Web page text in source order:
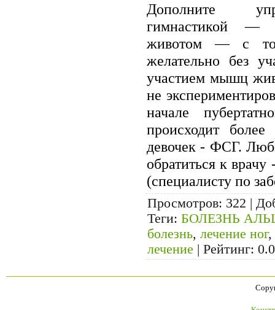
Дополните
гимнастикой —
животом — с
желательно без
участием мышц
не
начале
происходит
девочек - ФСГ.
обратиться к
(специалисту по
Просмотров: 322 |
Теги: БОЛЕЗНЬ
болезнь, лечение ног,
лечение | Рейтинг: 0.0